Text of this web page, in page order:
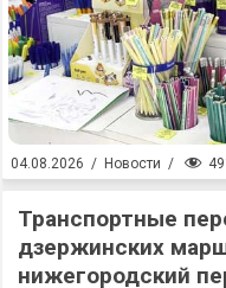
04.08.2026 / Новости /
Транспортные
дзержинских
нижегородский